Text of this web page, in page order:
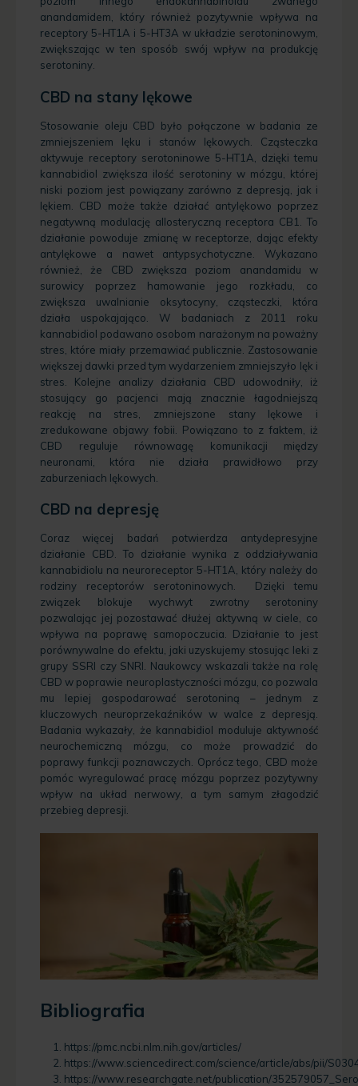
anandamidem, który również pozytywnie wpływa na
receptory 5-HT1A i 5-HT3A w układzie serotoninowym,
zwiększając w ten sposób swój wpływ na produkcję
serotoniny.
CBD na stany lękowe
Stosowanie oleju CBD było połączone w badania ze
zmniejszeniem lęku i stanów lękowych. Cząsteczka
aktywuje receptory serotoninowe 5-HT1A, dzięki temu
kannabidiol zwiększa ilość serotoniny w mózgu, której
niski poziom jest powiązany zarówno z depresją, jak i
lękiem. CBD może także działać antylękowo poprzez
negatywną modulację allosteryczną receptora CB1. To
działanie powoduje zmianę w receptorze, dając efekty
antylękowe a nawet antypsychotyczne. Wykazano
również, że CBD zwiększa poziom anandamidu w
surowicy poprzez hamowanie jego rozkładu, co
zwiększa uwalnianie oksytocyny, cząsteczki, która
działa uspokajająco. W badaniach z 2011 roku
kannabidiol podawano osobom narażonym na poważny
stres, które miały przemawiać publicznie. Zastosowanie
większej dawki przed tym wydarzeniem zmniejszyło lęk i
stres. Kolejne analizy działania CBD udowodniły, iż
stosujący go pacjenci mają znacznie łagodniejszą
reakcję na stres, zmniejszone stany lękowe i
zredukowane objawy fobii. Powiązano to z faktem, iż
CBD reguluje równowagę komunikacji między
neuronami, która nie działa prawidłowo przy
zaburzeniach lękowych.
CBD na depresję
Coraz więcej badań potwierdza antydepresyjne
działanie CBD. To działanie wynika z oddziaływania
kannabidiolu na neuroreceptor 5-HT1A, który należy do
rodziny receptorów serotoninowych. Dzięki temu
związek blokuje wychwyt zwrotny serotoniny
pozwalając jej pozostawać dłużej aktywną w ciele, co
wpływa na poprawę samopoczucia. Działanie to jest
porównywalne do efektu, jaki uzyskujemy stosując leki z
grupy SSRI czy SNRI. Naukowcy wskazali także na rolę
CBD w poprawie neuroplastyczności mózgu, co pozwala
mu lepiej gospodarować serotoniną – jednym z
kluczowych neuroprzekaźników w walce z depresją.
Badania wykazały, że kannabidiol moduluje aktywność
neurochemiczną mózgu, co może prowadzić do
poprawy funkcji poznawczych. Oprócz tego, CBD może
pomóc wyregulować pracę mózgu poprzez pozytywny
wpływ na układ nerwowy, a tym samym złagodzić
przebieg depresji.
Bibliografia
https://pmc.ncbi.nlm.nih.gov/articles/
https://www.sciencedirect.com/science/article/abs/pii/
https://www.researchgate.net/publication/